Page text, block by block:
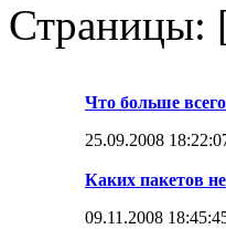
Страницы:
Что больше
25.09.2008
Каких пакетов
09.11.2008